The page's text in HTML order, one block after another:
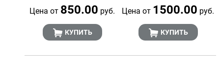
Цена от 850.00 руб.
КУПИТЬ
Цена от 1500.00 руб.
КУПИТЬ